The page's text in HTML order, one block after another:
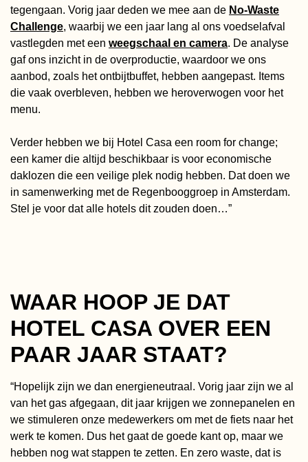
tegengaan. Vorig jaar deden we mee aan de No-Waste
Challenge, waarbij we een jaar lang al ons voedselafval
vastlegden met een weegschaal en camera. De analyse
gaf ons inzicht in de overproductie, waardoor we ons
aanbod, zoals het ontbijtbuffet, hebben aangepast. Items
die vaak overbleven, hebben we heroverwogen voor het
menu.
Verder hebben we bij Hotel Casa een room for change;
een kamer die altijd beschikbaar is voor economische
daklozen die een veilige plek nodig hebben. Dat doen we
in samenwerking met de Regenbooggroep in Amsterdam.
Stel je voor dat alle hotels dit zouden doen…”
WAAR HOOP JE DAT
HOTEL CASA OVER EEN
PAAR JAAR STAAT?
“Hopelijk zijn we dan energieneutraal. Vorig jaar zijn we al
van het gas afgegaan, dit jaar krijgen we zonnepanelen en
we stimuleren onze medewerkers om met de fiets naar het
werk te komen. Dus het gaat de goede kant op, maar we
hebben nog wat stappen te zetten. En zero waste, dat is